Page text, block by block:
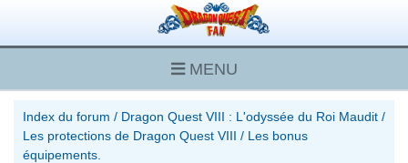
MENU
Index du forum / Dragon Quest VIII : L'odyssée du Roi Maudit /
Les protections de Dragon Quest VIII / Les bonus
équipements.